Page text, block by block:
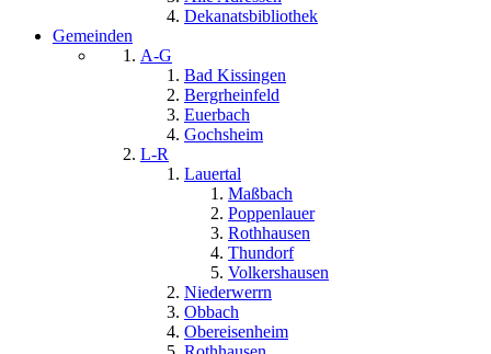
Dekanatsbibliothek
Gemeinden
A-G
Bad Kissingen
Bergrheinfeld
Euerbach
Gochsheim
L-R
Lauertal
Maßbach
Poppenlauer
Rothhausen
Thundorf
Volkershausen
Niederwerrn
Obbach
Obereisenheim